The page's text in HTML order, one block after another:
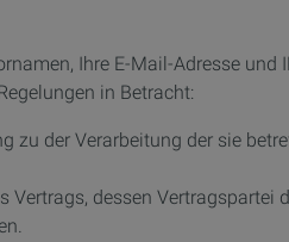
Ihre E-Mail-Adresse
in Betracht:
zu der Verarbeitung der sie
Vertrags, dessen